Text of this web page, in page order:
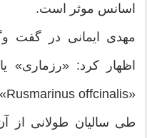
اسانس موثر است.
مهدی ایمانی در گفت
اظهار كرد: «رزماری»
طی سالیان طولانی از